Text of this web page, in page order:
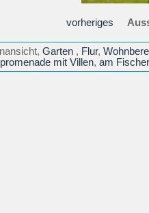
vorheriges
Garten , Flur,
mit Villen, am